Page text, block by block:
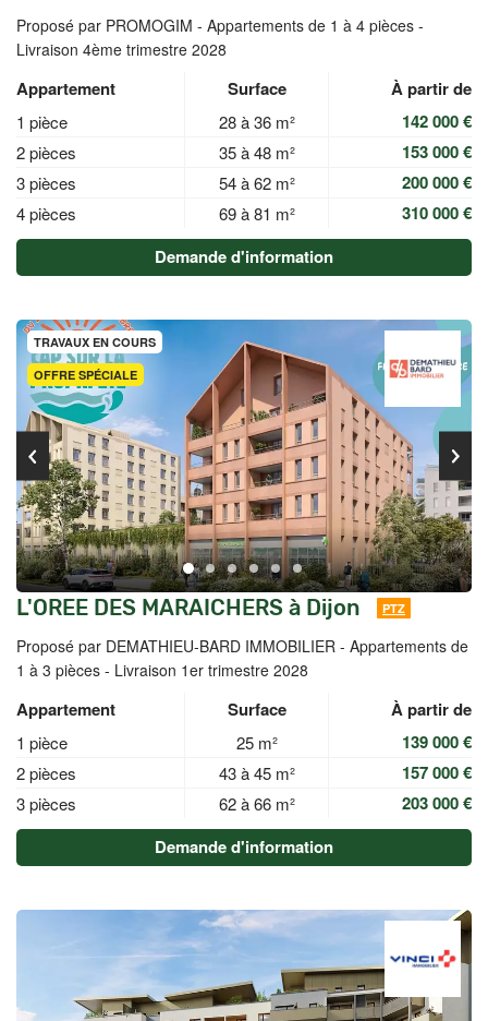
Proposé par PROMOGIM - Appartements de 1 à 4 pièces -
Livraison 4ème trimestre 2028
Appartement Surface À partir de
1 pièce 28 à 36 m² 142 000 €
2 pièces 35 à 48 m² 153 000 €
3 pièces 54 à 62 m² 200 000 €
4 pièces 69 à 81 m²
310 000 €
Demande d'information
OFFRE SPÉCIALE
TRAVAUX EN COURS
L'OREE DES MARAICHERS à Dijon PTZ
Proposé par DEMATHIEU-BARD IMMOBILIER - Appartements de
1 à 3 pièces - Livraison 1er trimestre 2028
Appartement Surface À partir de
1 pièce 25 m² 139 000 €
2 pièces 43 à 45 m² 157 000 €
3 pièces 62 à 66 m²
203 000 €
Demande d'information